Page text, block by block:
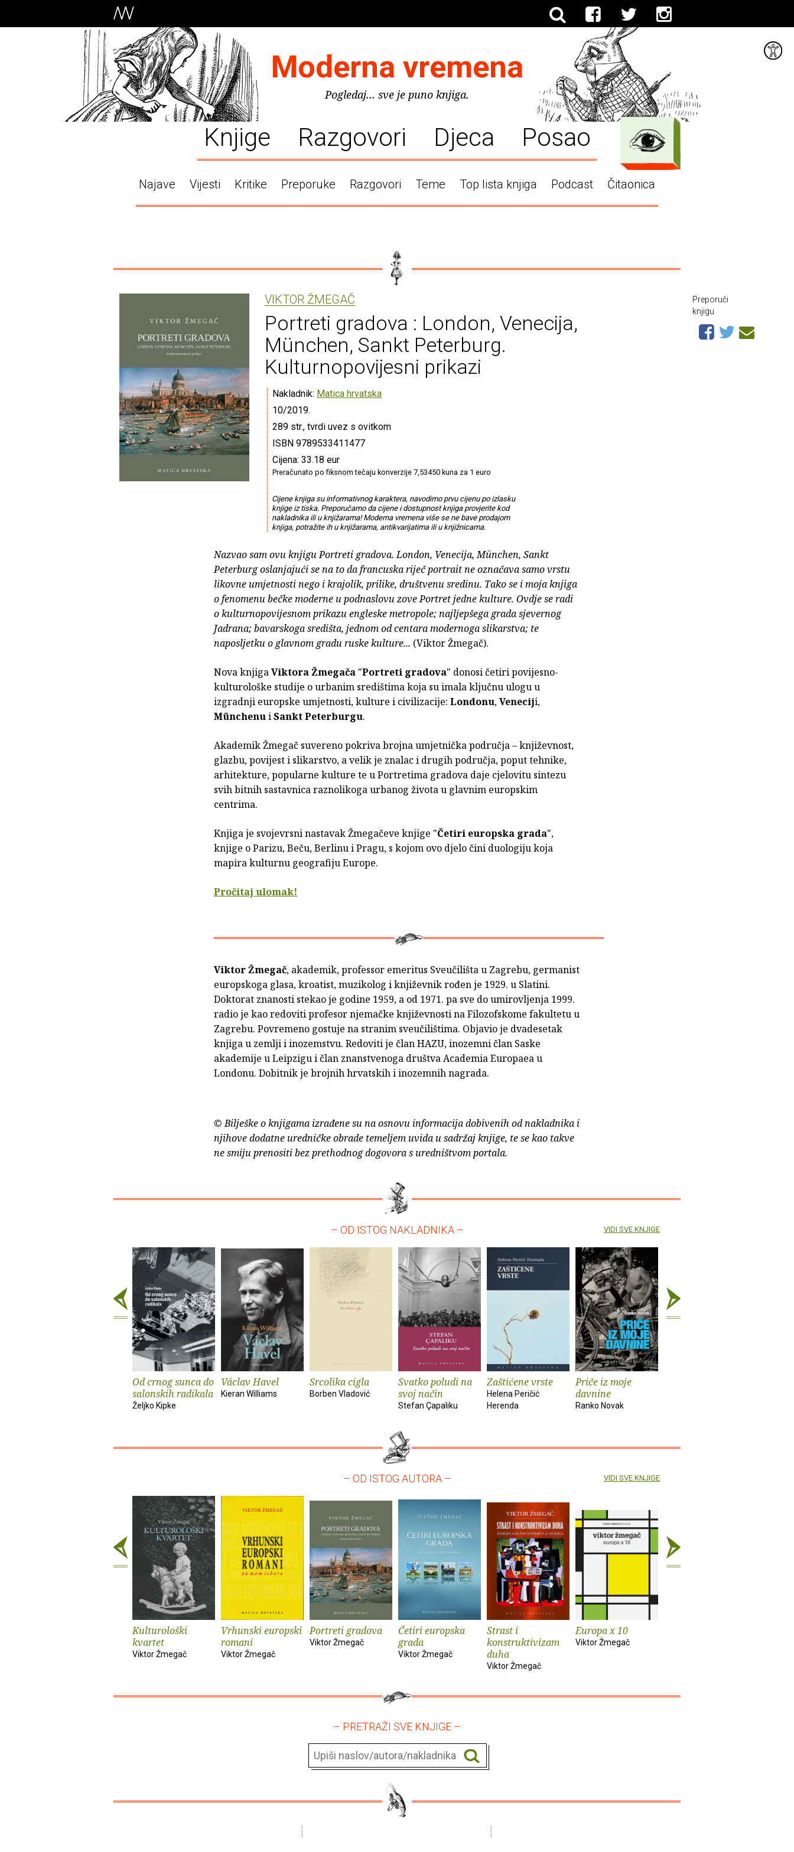
Moderna vremena
Pogledaj... sve je puno knjiga.
Knjige Razgovori Djeca Posao
Najave Vijesti Kritike Preporuke Razgovori Teme Top lista knjiga Podcast Čitaonica
VIKTOR ŽMEGAČ
Portreti gradova : London, Venecija,
München, Sankt Peterburg.
Kulturnopovijesni prikazi
Nakladnik: Matica hrvatska
10/2019.
289 str., tvrdi uvez s ovitkom
ISBN 9789533411477
Cijena: 33.18 eur
Preračunato po fiksnom tečaju konverzije 7,53450 kuna za 1 euro
Cijene knjiga su informativnog karaktera, navodimo prvu cijenu po izlasku
knjige iz tiska. Preporučamo da cijene i dostupnost knjiga provjerite kod
nakladnika ili u knjižarama! Moderna vremena više se ne bave prodajom
knjiga, potražite ih u knjižarama, antikvarijatima ili u knjižnicama.
Nazvao sam ovu knjigu Portreti gradova. London, Venecija, München, Sankt
Peterburg oslanjajući se na to da francuska riječ portrait ne označava samo vrstu
likovne umjetnosti nego i krajolik, prilike, društvenu sredinu. Tako se i moja knjiga
o fenomenu bečke moderne u podnaslovu zove Portret jedne kulture. Ovdje se radi
o kulturnopovijesnom prikazu engleske metropole; najljepšega grada sjevernog
Jadrana; bavarskoga središta, jednom od centara modernoga slikarstva; te
naposljetku o glavnom gradu ruske kulture... (Viktor Žmegač).
Nova knjigaViktora Žmegača "Portreti gradova" donosi četiri povijesno-
kulturološke studije o urbanim središtima koja su imala ključnu ulogu u
izgradnji europske umjetnosti, kulture i civilizacije: Londonu,Veneciji,
MünchenuiSankt Peterburgu.
Akademik Žmegač suvereno pokriva brojna umjetnička područja – književnost,
glazbu, povijest i slikarstvo, a velik je znalac i drugih područja, poput tehnike,
arhitekture, popularne kulture te u Portretima gradova daje cjelovitu sintezu
svih bitnih sastavnica raznolikoga urbanog života u glavnim europskim
centrima.
Knjiga je svojevrsni nastavak Žmegačeve knjige "Četiri europska grada",
knjige o Parizu, Beču, Berlinu i Pragu, s kojom ovo djelo čini duologiju koja
mapira kulturnu geografiju Europe.
Pročitaj ulomak!
Viktor Žmegač, akademik, professor emeritus Sveučilišta u Zagrebu, germanist
europskoga glasa, kroatist, muzikolog i književnik rođen je 1929. u Slatini.
Doktorat znanosti stekao je godine 1959, a od 1971. pa sve do umirovljenja 1999.
radio je kao redoviti profesor njemačke književnosti na Filozofskome fakultetu u
Zagrebu. Povremeno gostuje na stranim sveučilištima. Objavio je dvadesetak
knjiga u zemlji i inozemstvu. Redoviti je član HAZU, inozemni član Saske
akademije u Leipzigu i član znanstvenoga društva Academia Europaea u
Londonu. Dobitnik je brojnih hrvatskih i inozemnih nagrada.
© Bilješke o knjigama izrađene su na osnovu informacija dobivenih od nakladnika i
njihove dodatne uredničke obrade temeljem uvida u sadržaj knjige, te se kao takve
ne smiju prenositi bez prethodnog dogovora s uredništvom portala.
Preporuči
knjigu
– OD ISTOG NAKLADNIKA –
Od crnog sunca do
salonskih radikala
Željko Kipke
Václav Havel
Kieran Williams
Srcolika cigla
Borben Vladović
Svatko poludi na
svoj način
Stefan Çapaliku
Zaštićene vrste
Helena Peričić
Herenda
Priče iz moje
davnine
Ranko Novak
VIDI SVE KNJIGE
– OD ISTOG AUTORA –
Kulturološki
kvartet
Viktor Žmegač
Vrhunski europski
romani
Viktor Žmegač
Portreti gradova
Viktor Žmegač
Četiri europska
grada
Viktor Žmegač
Strast i
konstruktivizam
duha
Viktor Žmegač
Europa x 10
Viktor Žmegač
VIDI SVE KNJIGE
– PRETRAŽI SVE KNJIGE –